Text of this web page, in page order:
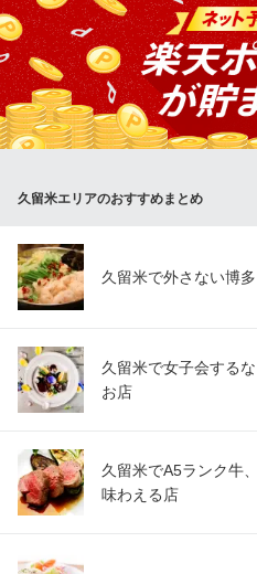
今週は「茄子とモッツァレラの
きなシェフのこだわりが詰まった
セコンド WINE MEAT ITALY
イタリアンバル
西鉄天神大牟田線西鉄久留米駅
久留米エリアのおすすめまとめ
久留米で外さない博
久留米で女子会する
お店
久留米でA5ランク牛
味わえる店